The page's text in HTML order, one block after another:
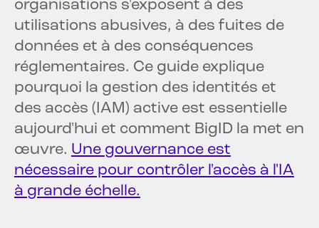
organisations s'exposent à des
utilisations abusives, à des fuites de
données et à des conséquences
réglementaires. Ce guide explique
pourquoi la gestion des identités et
des accès (IAM) active est essentielle
aujourd'hui et comment BigID la met en
œuvre. Une gouvernance est
nécessaire pour contrôler l'accès à l'IA
à grande échelle.